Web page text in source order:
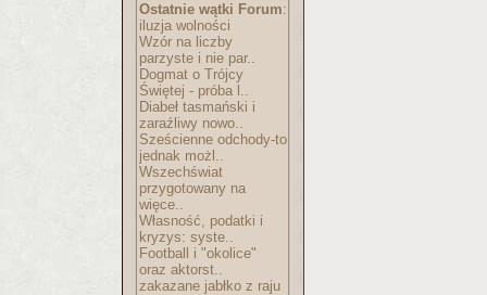
Ostatnie wątki Forum:
iluzja wolności
Wzór na liczby
parzyste i nie par..
Dogmat o Trójcy
Świętej - próba l..
Diabeł tasmański i
zaraźliwy nowo..
Sześcienne odchody-to
jednak możl..
Wszechświat
przygotowany na
więce..
Własność, podatki i
kryzys: syste..
Football i "okolice"
oraz aktorst..
zakazane jabłko z raju